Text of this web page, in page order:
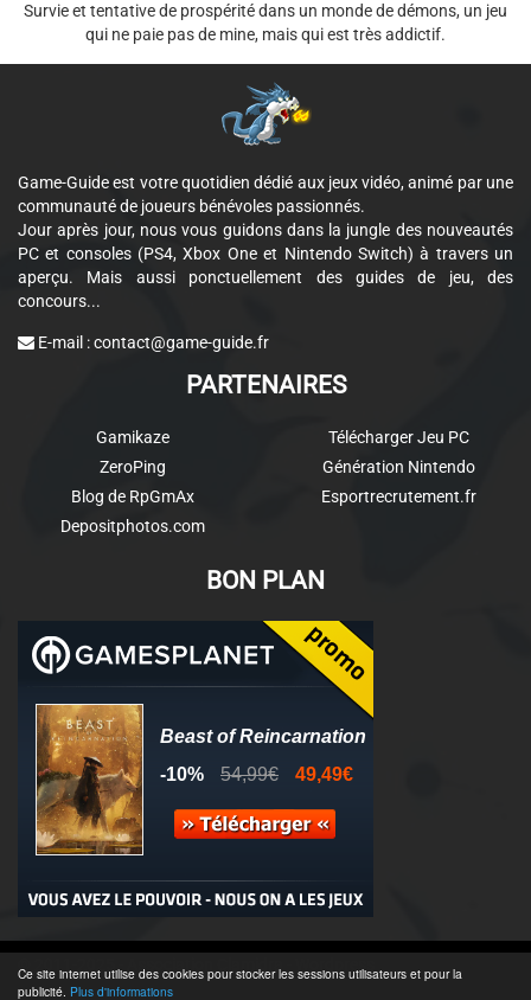
Ce site internet utilise des cookies pour stocker les sessions utilisateurs et pour la
publicité. Plus d'informations
Survie et tentative de prospérité dans un monde de démons, un jeu
qui ne paie pas de mine, mais qui est très addictif.
Game-Guide est votre quotidien dédié aux jeux vidéo, animé par une
communauté de joueurs bénévoles passionnés.
Jour après jour, nous vous guidons dans la jungle des nouveautés
PC et consoles (PS4, Xbox One et Nintendo Switch) à travers un
aperçu. Mais aussi ponctuellement des guides de jeu, des
concours...
E-mail :contact@game-guide.fr
PARTENAIRES
Gamikaze
ZeroPing
Blog de RpGmAx
Depositphotos.com
Télécharger Jeu PC
Génération Nintendo
Esportrecrutement.fr
BON PLAN